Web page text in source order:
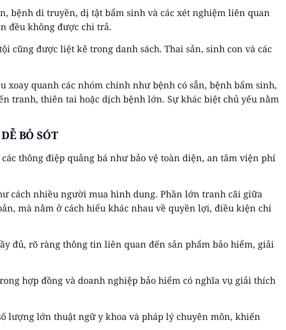
bệnh di truyền, dị tật bẩm sinh và các xét nghiệm liên quan
đều không được chi trả.
cũng được liệt kê trong danh sách. Thai sản, sinh con và các
quanh các nhóm chính như bệnh có sẵn, bệnh bẩm sinh,
tranh, thiên tai hoặc dịch bệnh lớn. Sự khác biệt chủ yếu nằm
BỎ SÓT
thông điệp quảng bá như bảo vệ toàn diện, an tâm viện phí
cách nhiều người mua hình dung. Phần lớn tranh cãi giữa
mà nằm ở cách hiểu khác nhau về quyền lợi, điều kiện chi
đủ, rõ ràng thông tin liên quan đến sản phẩm bảo hiểm, giải
hợp đồng và doanh nghiệp bảo hiểm có nghĩa vụ giải thích
lượng lớn thuật ngữ y khoa và pháp lý chuyên môn, khiến